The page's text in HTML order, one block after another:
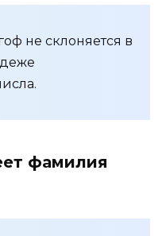
не склоняется в
фамилия